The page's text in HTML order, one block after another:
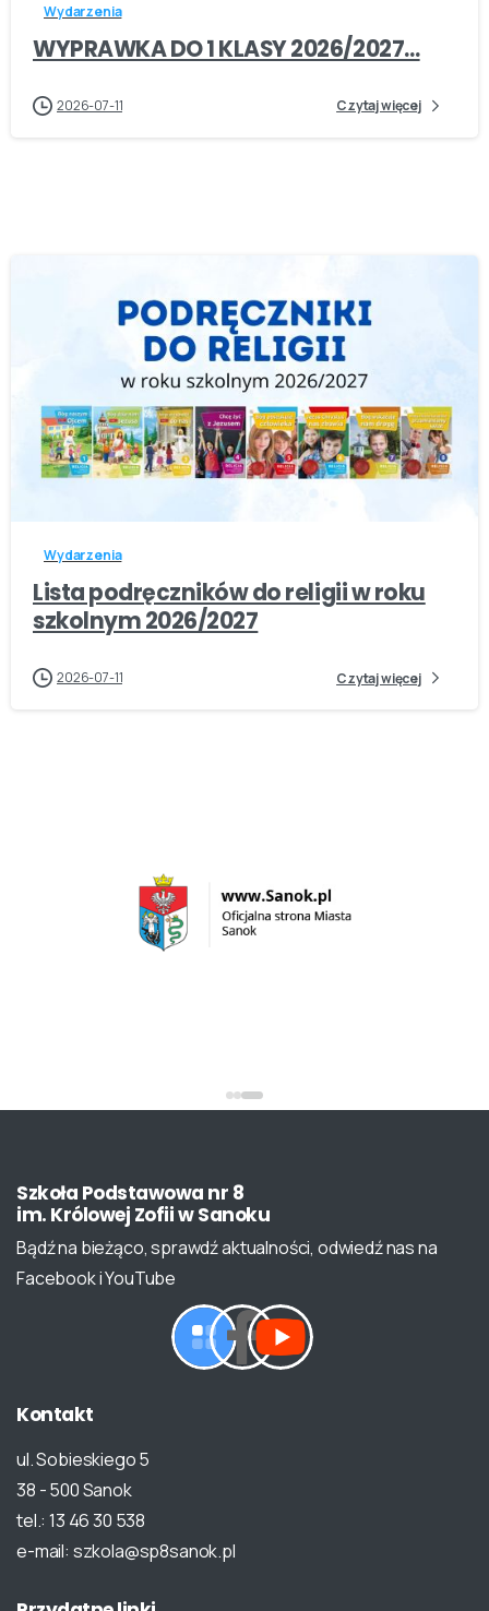
Wydarzenia
WYPRAWKA DO 1 KLASY 2026/2027…
2026-07-11 Czytaj więcej
-
Wydarzenia
Lista podręczników do religii w roku
szkolnym 2026/2027
2026-07-11 Czytaj więcej
Szkoła Podstawowa nr 8
im. Królowej ZofiiwSanoku
Bądź na bieżąco, sprawdź aktualności, odwiedź nas na
Facebook i YouTube
Kontakt
ul. Sobieskiego 5
38 - 500 Sanok
tel.: 13 46 30 538
e-mail: szkola@sp8sanok.pl